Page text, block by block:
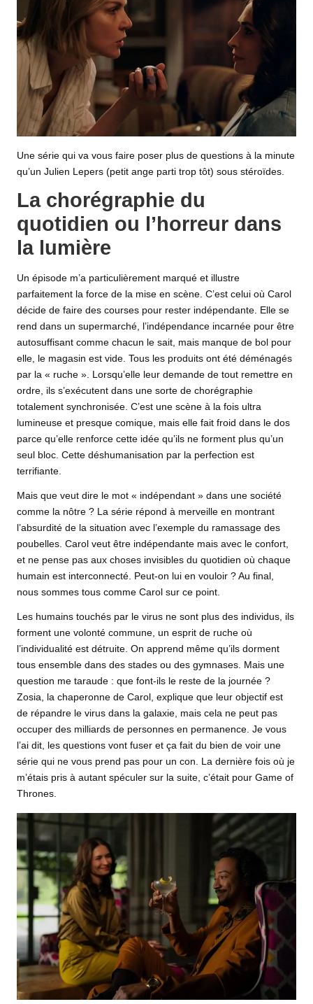
Une série qui va vous faire poser plus de questions à la minute
qu’un Julien Lepers (petit ange parti trop tôt) sous stéroïdes.
La chorégraphie du
quotidien ou l’horreur dans
la lumière
Un épisode m’a particulièrement marqué et illustre
parfaitement la force de la mise en scène. C’est celui où Carol
décide de faire des courses pour rester indépendante. Elle se
rend dans un supermarché, l’indépendance incarnée pour être
autosuffisant comme chacun le sait, mais manque de bol pour
elle, le magasin est vide. Tous les produits ont été déménagés
par la « ruche ». Lorsqu’elle leur demande de tout remettre en
ordre, ils s’exécutent dans une sorte de chorégraphie
totalement synchronisée. C’est une scène à la fois ultra
lumineuse et presque comique, mais elle fait froid dans le dos
parce qu’elle renforce cette idée qu’ils ne forment plus qu’un
seul bloc. Cette déshumanisation par la perfection est
terrifiante.
Mais que veut dire le mot « indépendant » dans une société
comme la nôtre ? La série répond à merveille en montrant
l’absurdité de la situation avec l’exemple du ramassage des
poubelles. Carol veut être indépendante mais avec le confort,
et ne pense pas aux choses invisibles du quotidien où chaque
humain est interconnecté. Peut-on lui en vouloir ? Au final,
nous sommes tous comme Carol sur ce point.
Les humains touchés par le virus ne sont plus des individus, ils
forment une volonté commune, un esprit de ruche où
l’individualité est détruite. On apprend même qu’ils dorment
tous ensemble dans des stades ou des gymnases. Mais une
question me taraude : que font-ils le reste de la journée ?
Zosia, la chaperonne de Carol, explique que leur objectif est
de répandre le virus dans la galaxie, mais cela ne peut pas
occuper des milliards de personnes en permanence. Je vous
l’ai dit, les questions vont fuser et ça fait du bien de voir une
série qui ne vous prend pas pour un con. La dernière fois où je
m’étais pris à autant spéculer sur la suite, c’était pour Game of
Thrones.